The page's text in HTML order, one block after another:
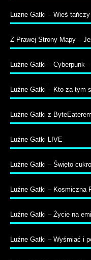
Luzne Gatki – Wieś
Z Prawej Strony Mapy –
Luźne Gatki – Cyberpunk
Luźne Gatki – Kto za tym
Luźne Gatki z
Luźne Gatki LIVE
Luźne Gatki – Święto
Luźne Gatki – Kosmiczna
Luźne Gatki – Życie na
Luźne Gatki – Wyśmiać i